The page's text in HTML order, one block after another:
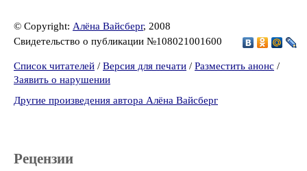
© Copyright: Алёна Вайсберг, 2008
Свидетельство о публикации №108021001600
Список читателей / Версия для печати / Разместить анонс /
Заявить о нарушении
Другие произведения автора Алёна Вайсберг
Рецензии